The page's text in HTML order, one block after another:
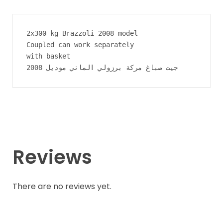
2x300 kg Brazzoli 2008 model
Coupled can work separately
with basket
جيت صباغ مركة برزولي الماني موديل 2008
Reviews
There are no reviews yet.